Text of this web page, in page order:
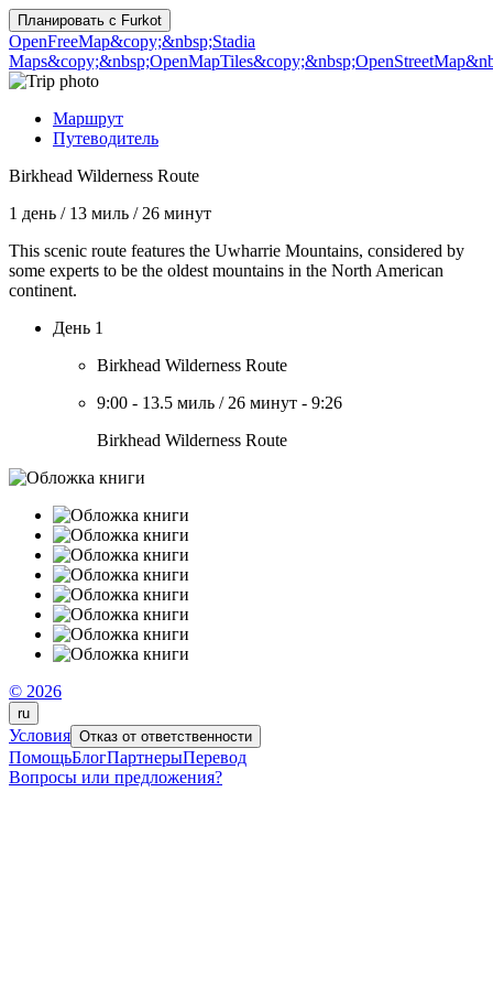
Планировать с Furkot
OpenFreeMap&copy;&nbsp;Stadia
Maps&copy;&nbsp;OpenMapTiles
Маршрут
Путеводитель
Birkhead Wilderness Route
1 день / 13 миль / 26 минут
This scenic route features the Uwharrie Mountains, considered by
some experts to be the oldest mountains in the North American
continent.
День 1
Birkhead Wilderness Route
9:00 - 13.5 миль / 26 минут - 9:26
Birkhead Wilderness Route
© 2026
ru
Условия Отказ от ответственности
ПомощьБлогПартнерыПеревод
Вопросы или предложения?